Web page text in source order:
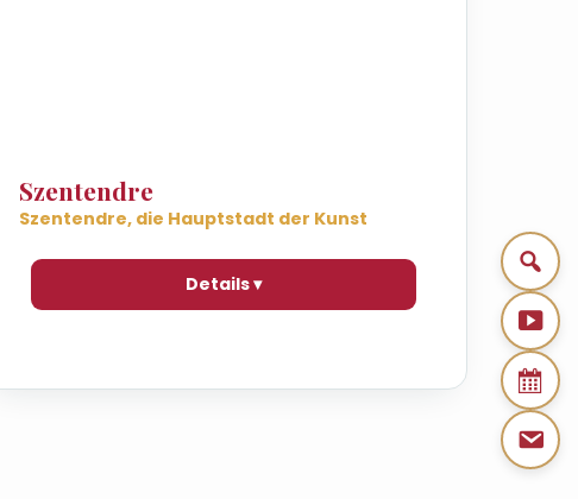
Szentendre
Szentendre, die Hauptstadt der Kunst
Details ▾